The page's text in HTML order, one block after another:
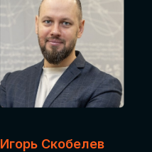
Игорь Скобелев